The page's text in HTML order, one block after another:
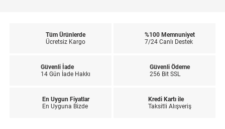
Tüm Ürünlerde
Ücretsiz Kargo
%100 Memnuniyet
7/24 Canlı Destek
Güvenli İade
14 Gün İade Hakkı
Güvenli Ödeme
256 Bit SSL
En Uygun Fiyatlar
En Uyguna Bizde
Kredi Kartı ile
Taksitli Alışveriş